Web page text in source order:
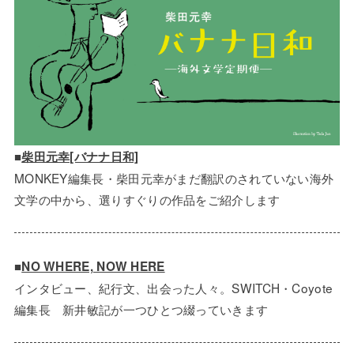
■柴田元幸[バナナ日和]
MONKEY編集長・柴田元幸がまだ翻訳のされていない海外
文学の中から、選りすぐりの作品をご紹介します
■NO WHERE, NOW HERE
インタビュー、紀行文、出会った人々。SWITCH・Coyote
編集長 新井敏記が一つひとつ綴っていきます